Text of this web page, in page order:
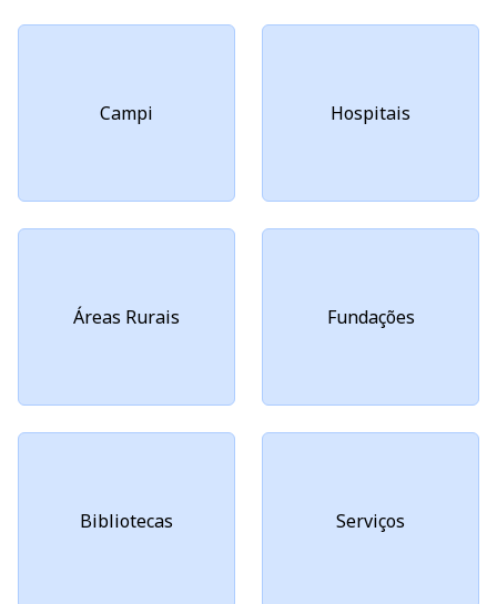
Campi Hospitais
Áreas Rurais Fundações
Bibliotecas Serviços